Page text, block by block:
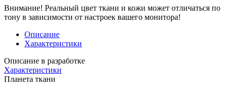
Внимание! Реальный цвет ткани и кожи может отличаться по
тону в зависимости от настроек вашего монитора!
Описание
Характеристики
Описание в разработке
Характеристики
Планета ткани